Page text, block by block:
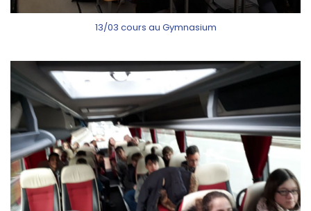
13/03 cours au Gymnasium